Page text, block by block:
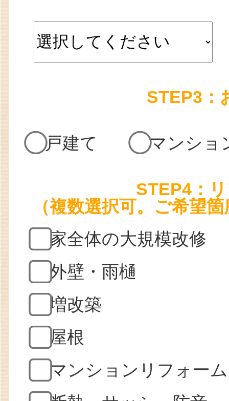
STEP3：
戸建て マンショ
STEP4：
（複数選択可。ご希望
家全体の大規模改修
外壁・雨樋
増改築
屋根
マンションリフォーム